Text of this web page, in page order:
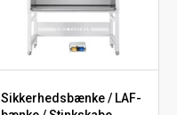
Sikkerhedsbænke / LAF-